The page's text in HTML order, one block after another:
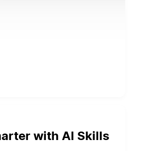
with AI Skills